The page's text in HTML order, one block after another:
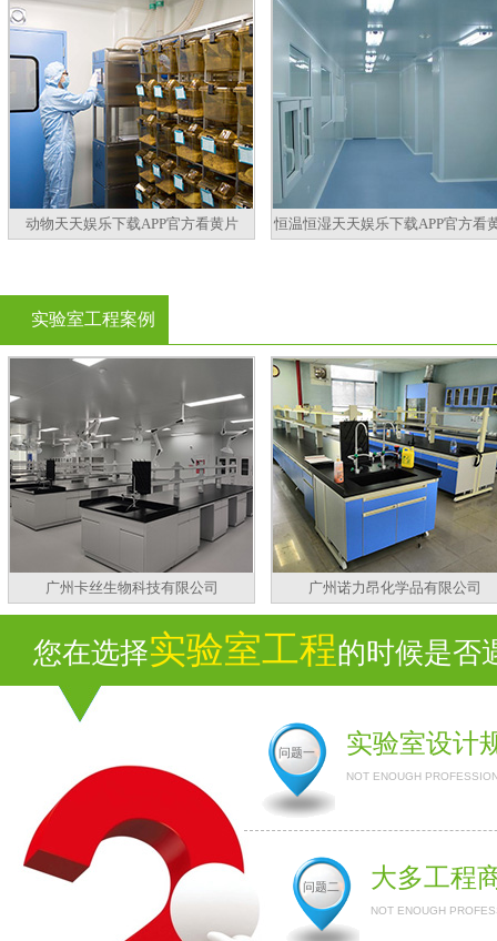
动物天天娱乐下载APP官方看黄片 恒温恒湿天天娱乐下载APP官方看
实验室工程案例
广州卡丝生物科技有限公司 广州诺力昂化学品有限公司
您在选择实验室工程的时候是否遇
问题一 实验室设计
NOT ENOUGH
问题二 大多工程
NOT ENOUGH